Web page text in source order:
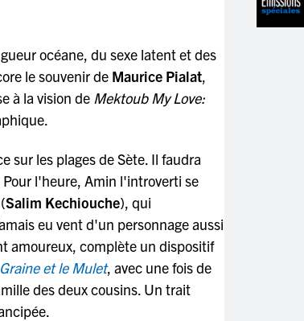
océane, du sexe latent et des
le souvenir de Maurice Pialat,
à la vision de Mektoub My Love:
sur les plages de Sète. Il faudra
l'heure, Amin l'introverti se
Salim Kechiouche), qui
eu vent d'un personnage aussi
amoureux, complète un dispositif
et le Mulet, avec une fois de
des deux cousins. Un trait